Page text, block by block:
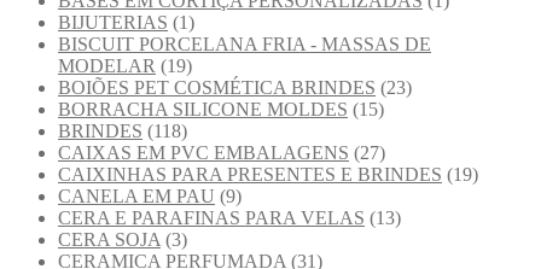
BIJUTERIAS (1)
BISCUIT PORCELANA FRIA - MASSAS DE
MODELAR (19)
BOIÕES PET COSMÉTICA BRINDES (23)
BORRACHA SILICONE MOLDES (15)
BRINDES (118)
CAIXAS EM PVC EMBALAGENS (27)
CAIXINHAS PARA PRESENTES E BRINDES (19)
CANELA EM PAU (9)
CERA E PARAFINAS PARA VELAS (13)
CERA SOJA (3)
CERAMICA PERFUMADA (31)